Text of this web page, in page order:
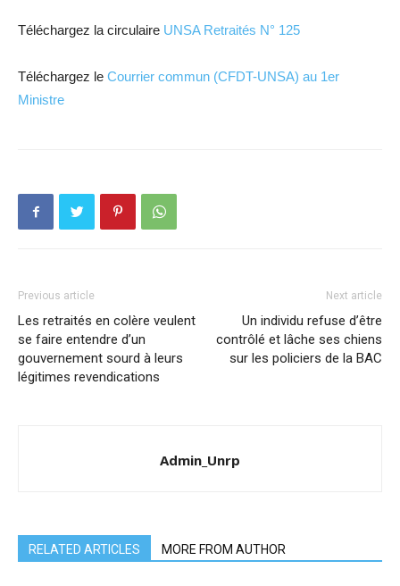
Téléchargez la circulaire UNSA Retraités N° 125
Téléchargez le Courrier commun (CFDT-UNSA) au 1er
Ministre
Previous article
Les retraités en colère veulent
se faire entendre d’un
gouvernement sourd à leurs
légitimes revendications
Next article
Un individu refuse d’être
contrôlé et lâche ses chiens
sur les policiers de la BAC
Admin_Unrp
RELATED ARTICLES MORE FROM AUTHOR